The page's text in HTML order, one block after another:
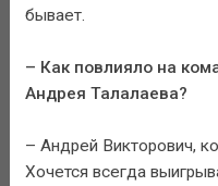
бывает.
– Как повлияло на
Андрея Талалаева?
– Андрей Викторович,
Хочется всегда